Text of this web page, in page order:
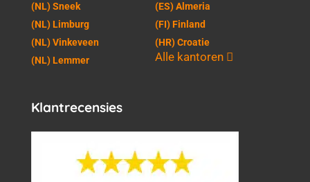
(NL) Sneek
(NL) Limburg
(NL) Vinkeveen
(NL) Lemmer
(ES) Almeria
(FI) Finland
(HR) Croatie
Alle kantoren
Klantrecensies